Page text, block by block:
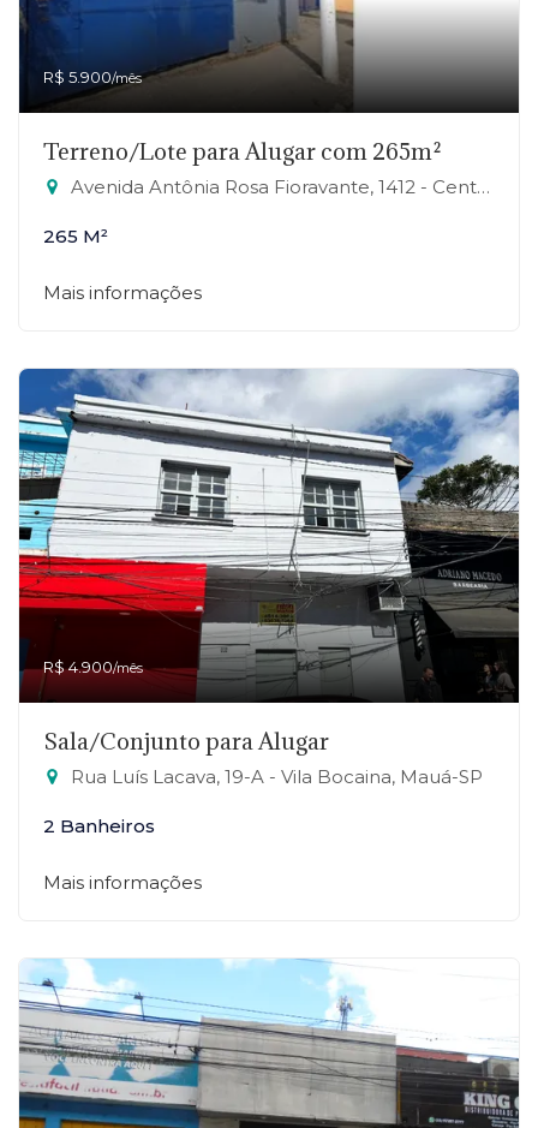
R$ 5.900/mês
Terreno/Lote para Alugar com 265m²
Avenida Antônia Rosa Fioravante, 1412 - Centro, Mauá-SP
265 M²
Mais informações
R$ 4.900/mês
Sala/Conjunto para Alugar
Rua Luís Lacava, 19-A - Vila Bocaina, Mauá-SP
2 Banheiros
Mais informações